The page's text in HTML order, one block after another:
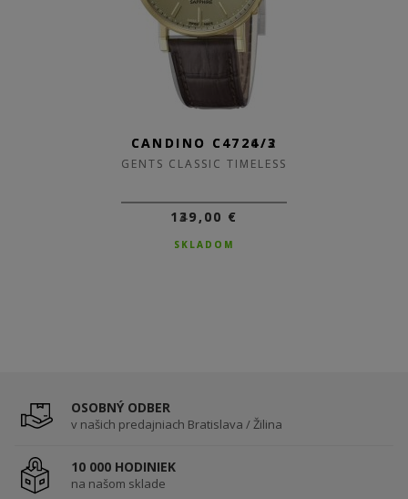
CANDINO C4726/2
GENTS CLASSIC TIMELESS
149,00 €
SKLADOM
CANDINO C4724/3
GENTS CLASSIC TIMELESS
139,00 €
SKLADOM
OSOBNÝ ODBER
v našich predajniach Bratislava / Žilina
10 000 HODINIEK
na našom sklade